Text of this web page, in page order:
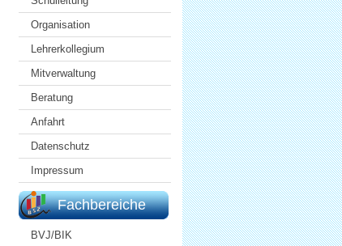
Organisation
Lehrerkollegium
Mitverwaltung
Beratung
Anfahrt
Datenschutz
Impressum
Fachbereiche
BVJ/BIK